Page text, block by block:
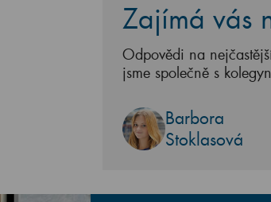
Zajímá vás
Odpovědi na
jsme společně s
Barbora
Stoklasová